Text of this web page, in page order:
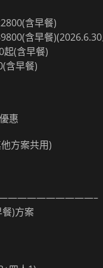
含早餐)
含早餐
起(含早餐)
含早餐)
惠
方案共用)
)方案